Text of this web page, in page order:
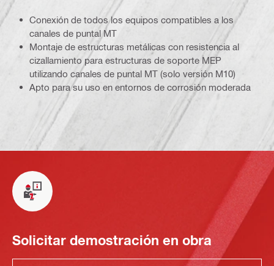
Conexión de todos los equipos compatibles a los
canales de puntal MT
Montaje de estructuras metálicas con resistencia al
cizallamiento para estructuras de soporte MEP
utilizando canales de puntal MT (solo versión M10)
Apto para su uso en entornos de corrosión moderada
Solicitar demostración en obra